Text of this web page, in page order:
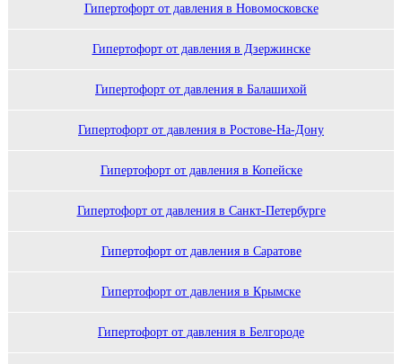
Гипертофорт от давления в Новомосковске
Гипертофорт от давления в Дзержинске
Гипертофорт от давления в Балашихой
Гипертофорт от давления в Ростове-На-Дону
Гипертофорт от давления в Копейске
Гипертофорт от давления в Санкт-Петербурге
Гипертофорт от давления в Саратове
Гипертофорт от давления в Крымске
Гипертофорт от давления в Белгороде